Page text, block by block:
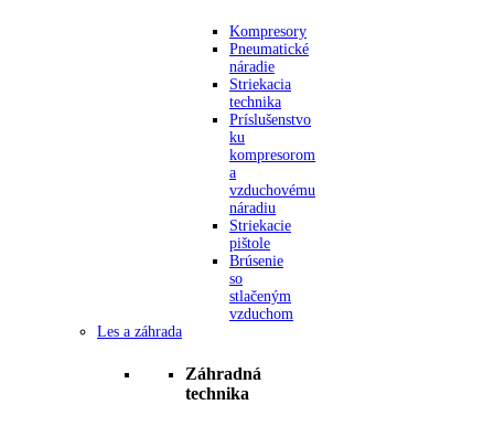
Kompresory
Pneumatické
náradie
Striekacia
technika
Príslušenstvo
ku
kompresorom
a
vzduchovému
náradiu
Striekacie
pištole
Brúsenie
so
stlačeným
vzduchom
Les a záhrada
Záhradná
technika